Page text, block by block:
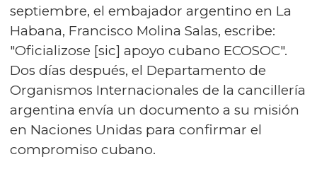
septiembre, el embajador argentino en La
Habana, Francisco Molina Salas, escribe:
"Oficializose [sic] apoyo cubano ECOSOC".
Dos días después, el Departamento de
Organismos Internacionales de la cancillería
argentina envía un documento a su misión
en Naciones Unidas para confirmar el
compromiso cubano.